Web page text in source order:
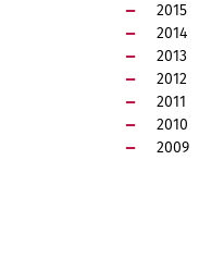
2015
2014
2013
2012
2011
2010
2009